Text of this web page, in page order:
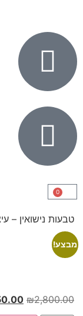
0
טבעות נישואין –
מבצע!
₪2,800.00